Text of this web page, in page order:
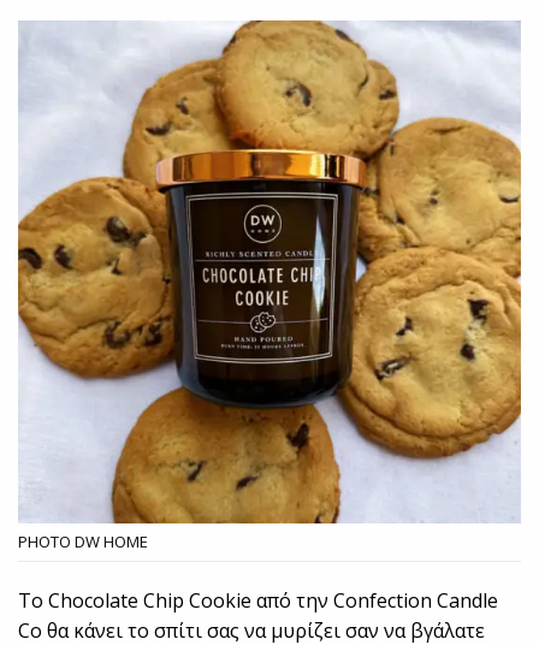
PHOTO DW HOME
Το Chocolate Chip Cookie από την Confection Candle
Co θα κάνει το σπίτι σας να μυρίζει σαν να βγάλατε